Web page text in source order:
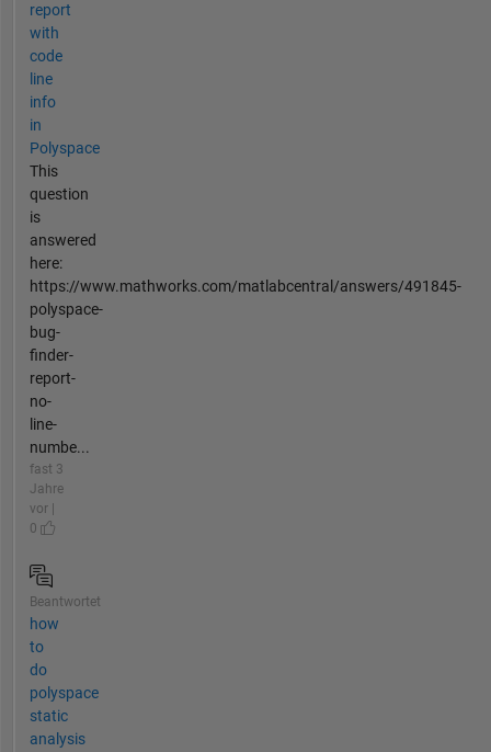
report
with
code
line
info
in
Polyspace
This
question
is
answered
here:
https://www.mathworks.com/matlabcentral/answers/491845-
polyspace-
bug-
finder-
report-
no-
line-
numbe...
fast 3
Jahre
vor |
0
Beantwortet
how
to
do
polyspace
static
analysis